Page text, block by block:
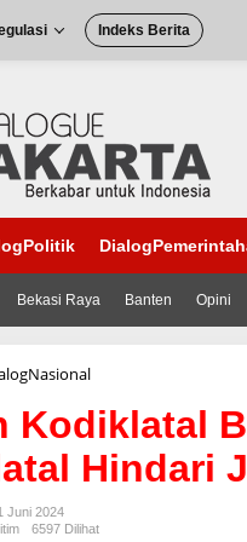
Indeks Berita
Bekasi Raya Banten Opini
d
a
n
d
Kodiklatal
Hindari
Juni 2024
6597 Dilihat